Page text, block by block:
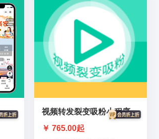
视频转发裂变吸粉小程序
￥ 765.00起